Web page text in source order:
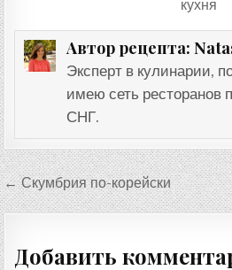
кухня
Автор рецепта:
Эксперт в кулинарии,
имею сеть ресторанов
СНГ.
Навигация
по
← Скумбрия по-корейски
Добавить